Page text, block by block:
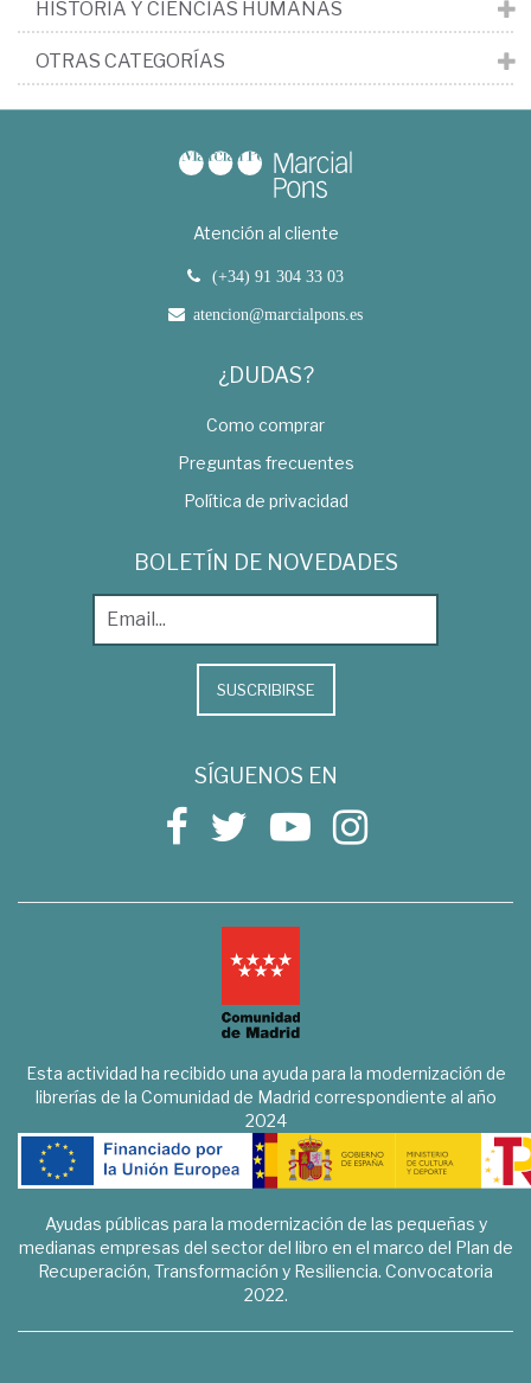
HISTORIA Y CIENCIAS HUMANAS
OTRAS CATEGORÍAS
Atención al cliente
(+34) 91 304 33 03
atencion@marcialpons.es
¿DUDAS?
Como comprar
Preguntas frecuentes
Política de privacidad
BOLETÍN DE NOVEDADES
SUSCRIBIRSE
SÍGUENOS EN
Esta actividad ha recibido una ayuda para la modernización de
librerías de la Comunidad de Madrid correspondiente al año
2024
Ayudas públicas para la modernización de las pequeñas y
medianas empresas del sector del libro en el marco del Plan de
Recuperación, Transformación y Resiliencia. Convocatoria
2022.